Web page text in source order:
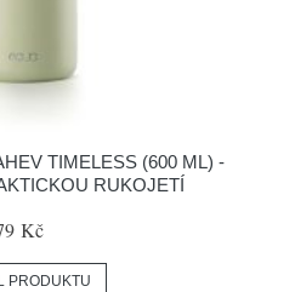
TIMELESS (600 ML) -
RUKOJETÍ
Kč
PRODUKTU